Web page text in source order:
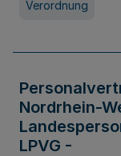
Verordnung
Nordrhein-
LPVG -